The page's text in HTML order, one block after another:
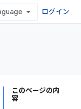
ログイン
このページの内
容